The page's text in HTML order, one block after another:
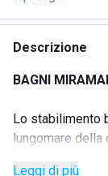
Descrizione
BAGNI
Lo stabilimento
lungomare della
Leggi di più